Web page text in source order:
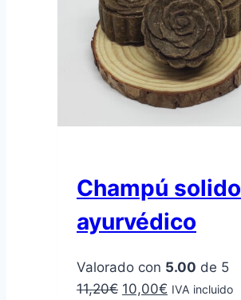
Champú solido
ayurvédico
Valorado con 5.00 de 5
11,20€ El
10,00€ El
IVA incluido